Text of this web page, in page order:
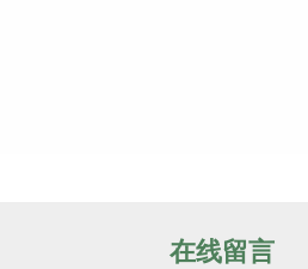
在线留言